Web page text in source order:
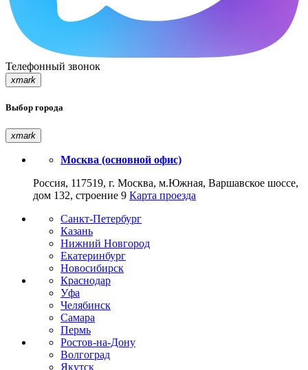
Телефонный звонок
xmark
Выбор города
xmark
Москва (основной офис)
Россия, 117519, г. Москва, м.Южная, Варшавское шоссе,
дом 132, строение 9 Карта проезда
Санкт-Петербург
Казань
Нижний Новгород
Екатеринбург
Новосибирск
Краснодар
Уфа
Челябинск
Самара
Пермь
Ростов-на-Дону
Волгоград
Якутск